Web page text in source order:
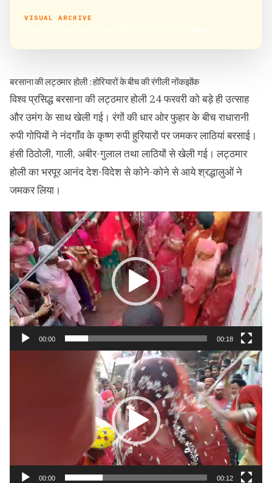
VISUAL ARCHIVE
बरसाना की लट्ठमार होली : होरियारों के बीच की रंगीली नोंकझोंक
विश्व प्रसिद्ध बरसाना की लट्ठमार होली 24 फरवरी को बड़े ही उत्साह
और उमंग के साथ खेली गई। रंगों की धार ओर फुहार के बीच राधारानी
रुपी गोपियों ने नंदगाँव के कृष्ण रुपी हुरियारों पर जमकर लाठियां बरसाई।
हंसी ठिठोली, गाली, अबीर-गुलाल तथा लाठियों से खेली गई। लट्ठमार
होली का भरपूर आनंद देश-विदेश से कोने-कोने से आये श्रद्धालुओं ने
जमकर लिया।
Video
Player
00:00 00:18
00:00 00:12